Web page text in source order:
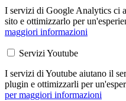
I servizi di Google Analytics ci
sito e ottimizzarlo per
maggiori informazioni
Servizi Youtube
I servizi di Youtube aiutano il
plugin e ottimizzarli per
per maggiori informazioni